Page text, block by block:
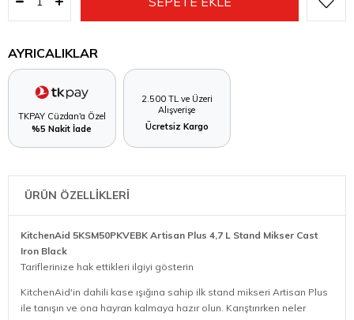
AYRICALIKLAR
TKPAY Cüzdan'a Özel
%5 Nakit İade
2.500 TL ve Üzeri
Alışverişe
Ücretsiz Kargo
ÜRÜN ÖZELLİKLERİ
KitchenAid 5KSM50PKVEBK Artisan Plus 4,7 L Stand Mikser Cast
Iron Black
Tariflerinize hak ettikleri ilgiyi gösterin
KitchenAid'in dahili kase ışığına sahip ilk stand mikseri Artisan Plus
ile tanışın ve ona hayran kalmaya hazır olun. Karıştırırken neler